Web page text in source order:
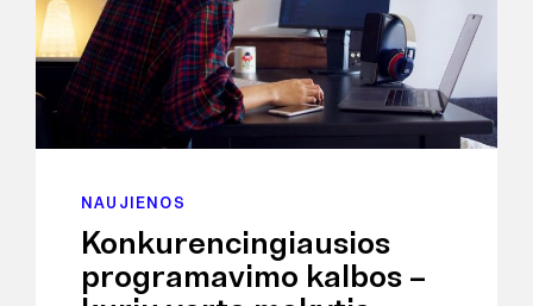
NAUJIENOS
Konkurencingiausios
programavimo kalbos –